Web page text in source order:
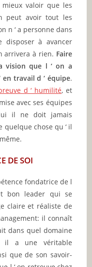
valoir que les
peut avoir tout les
n ‘ a personne dans
disposer à avancer
arrivera à rien. Faire
vision que l ‘ on a
travail d ‘ équipe.
d ‘ humilité, et
avec ses équipes
il ne doit jamais
chose qu ‘ il
DE SOI
fondatrice de l
bon leader qui se
claire et réaliste de
il connaît
dans quel domaine
il a une véritable
que de son savoir-